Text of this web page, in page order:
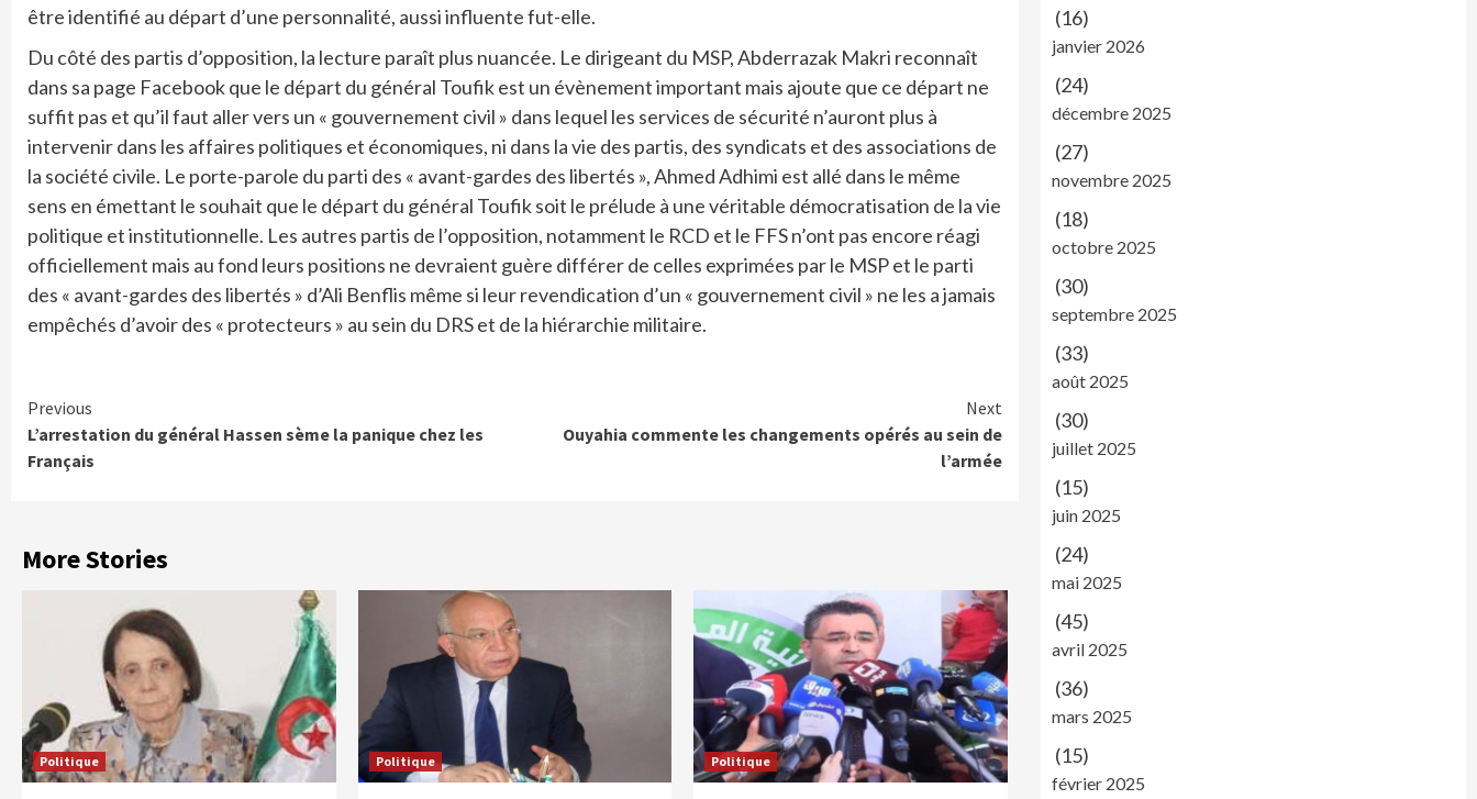
être identifié au départ d’une personnalité, aussi influente fut-elle.
Du côté des partis d’opposition, la lecture paraît plus nuancée. Le dirigeant du MSP, Abderrazak Makri reconnaît
dans sa page Facebook que le départ du général Toufik est un évènement important mais ajoute que ce départ ne
suffit pas et qu’il faut aller vers un « gouvernement civil » dans lequel les services de sécurité n’auront plus à
intervenir dans les affaires politiques et économiques, ni dans la vie des partis, des syndicats et des associations de
la société civile. Le porte-parole du parti des « avant-gardes des libertés », Ahmed Adhimi est allé dans le même
sens en émettant le souhait que le départ du général Toufik soit le prélude à une véritable démocratisation de la vie
politique et institutionnelle. Les autres partis de l’opposition, notamment le RCD et le FFS n’ont pas encore réagi
officiellement mais au fond leurs positions ne devraient guère différer de celles exprimées par le MSP et le parti
des « avant-gardes des libertés » d’Ali Benflis même si leur revendication d’un « gouvernement civil » ne les a jamais
empêchés d’avoir des « protecteurs » au sein du DRS et de la hiérarchie militaire.
Continue
Reading
Previous
L’arrestation du général Hassen sème la panique chez les
Français
Next
Ouyahia commente les changements opérés au sein de
l’armée
More Stories
Politique Politique Politique
(16)
janvier 2026
(24)
décembre 2025
(27)
novembre 2025
(18)
octobre 2025
(30)
septembre 2025
(33)
août 2025
(30)
juillet 2025
(15)
juin 2025
(24)
mai 2025
(45)
avril 2025
(36)
mars 2025
(15)
février 2025